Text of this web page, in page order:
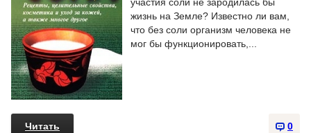
жизнь на Земле? Известно ли вам,
что без соли организм человека не
мог бы функционировать,...
0
Читать